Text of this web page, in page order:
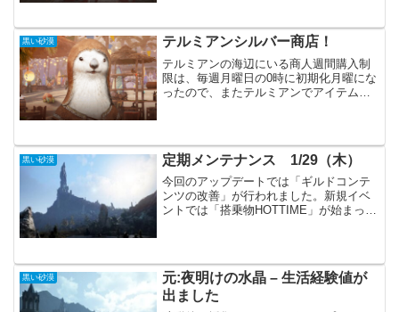
し、ピント農場の倉庫拠点を活性化、後
は労働者を派遣するだけです...
黒い砂漠 テルミアンシルバー商店！
テルミアンの海辺にいる商人週間購入制
限は、毎週月曜日の0時に初期化月曜にな
ったので、またテルミアンでアイテムを
るので注意が必要です...
黒い砂漠 定期メンテナンス 1/29（木）
今回のアップデートでは「ギルドコンテ
ンツの改善」が行われました。新規イベ
ントでは「搭乗物HOTTIME」が始まって
物装備、スキルなど...
黒い砂漠
元:夜明けの水晶 – 生活経験値が
出ました